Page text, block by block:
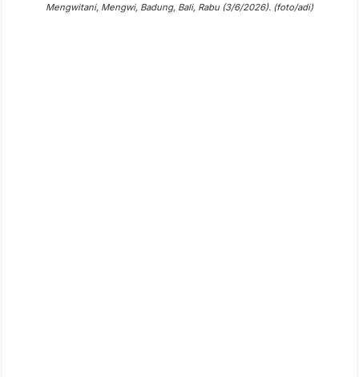
Mengwitani, Mengwi, Badung, Bali, Rabu (3/6/2026). (foto/adi)